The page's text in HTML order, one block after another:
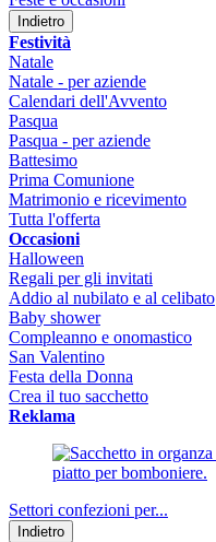
Indietro
Festività
Natale
Natale - per aziende
Calendari dell'Avvento
Pasqua
Pasqua - per aziende
Battesimo
Prima Comunione
Matrimonio e ricevimento
Tutta l'offerta
Occasioni
Halloween
Regali per gli invitati
Addio al nubilato e al celibato
Baby shower
Compleanno e onomastico
San Valentino
Festa della Donna
Crea il tuo sacchetto
Reklama
Settori confezioni per...
Indietro